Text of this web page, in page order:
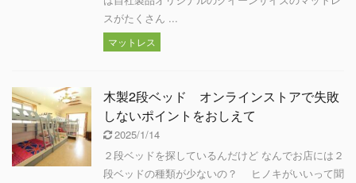
スがたくさん ...
マットレス
木製2段ベッド オンラインストアで失敗
しないポイントをおしえて
2025/1/14
２段ベッドを探しているんだけど なんでお店には２
段ベッドの種類が少ないの？ ヒノキがいいって聞